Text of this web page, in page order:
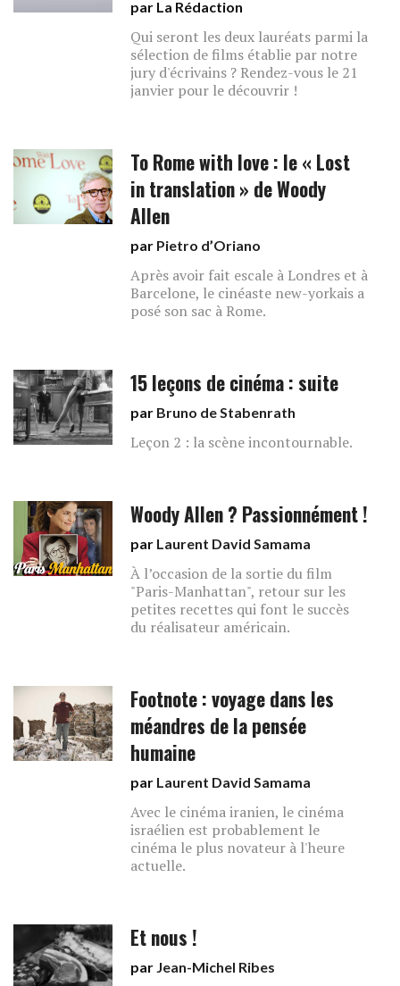
par La Rédaction
Qui seront les deux lauréats parmi la
sélection de films établie par notre
jury d'écrivains ? Rendez-vous le 21
janvier pour le découvrir !
To Rome with love : le « Lost
in translation » de Woody
Allen
par Pietro d’Oriano
Après avoir fait escale à Londres et à
Barcelone, le cinéaste new-yorkais a
posé son sac à Rome.
15 leçons de cinéma : suite
par Bruno de Stabenrath
Leçon 2 : la scène incontournable.
Woody Allen ? Passionnément !
par Laurent David Samama
À l’occasion de la sortie du film
"Paris-Manhattan", retour sur les
petites recettes qui font le succès
du réalisateur américain.
Footnote : voyage dans les
méandres de la pensée
humaine
par Laurent David Samama
Avec le cinéma iranien, le cinéma
israélien est probablement le
cinéma le plus novateur à l'heure
actuelle.
Et nous !
par Jean-Michel Ribes